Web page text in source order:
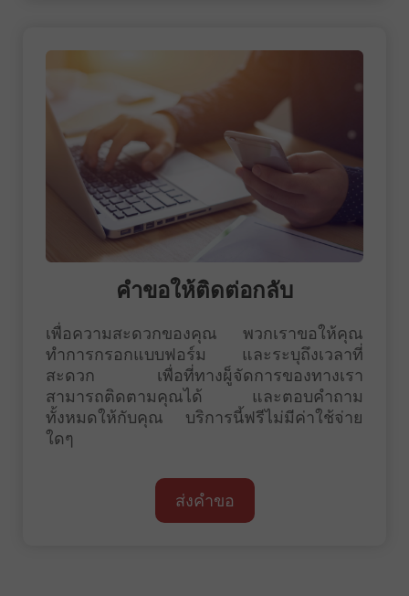
คำขอให้ติดต่อกลับ
เพื่อความสะดวกของคุณ พวกเราขอให้คุณ
ทำการกรอกแบบฟอร์ม และระบุถึงเวลาที่
สะดวก เพื่อที่ทางผู็จัดการของทางเรา
สามารถติดตามคุณได้ และตอบคำถาม
ทั้งหมดให้กับคุณ บริการนี้ฟรีไม่มีค่าใช้จ่าย
ใดๆ
ส่งคำขอ